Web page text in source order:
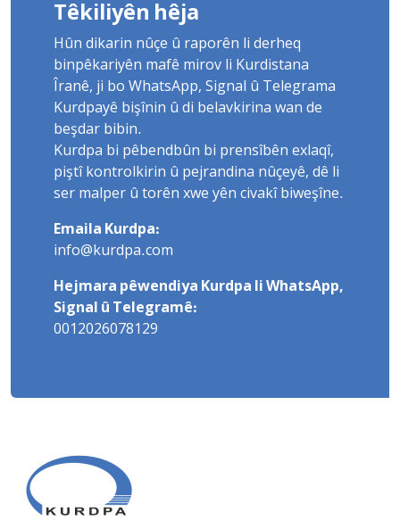
Têkiliyên hêja
Hûn dikarin nûçe û raporên li derheq
binpêkariyên mafê mirov li Kurdistana
Îranê, ji bo WhatsApp, Signal û Telegrama
Kurdpayê bişînin û di belavkirina wan de
beşdar bibin.
Kurdpa bi pêbendbûn bi prensîbên exlaqî,
piştî kontrolkirin û pejrandina nûçeyê, dê li
ser malper û torên xwe yên civakî biweşîne.
Emaila Kurdpa:
info@kurdpa.com
Hejmara pêwendiya Kurdpa li WhatsApp,
Signal û Telegramê:
0012026078129